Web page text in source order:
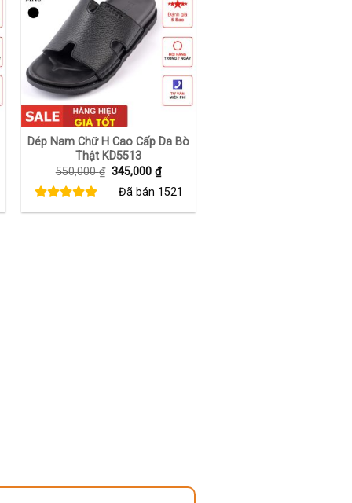
₫.
+
Dép Nam Chữ H Cao Cấp Da Bò
Thật KD5513
550,000₫ Giá
là:
345,000₫Giá
hiện
tại
345,000 ₫.
Đã bán 1521